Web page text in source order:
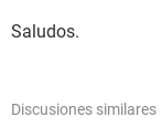
Saludos.
Discusiones similares